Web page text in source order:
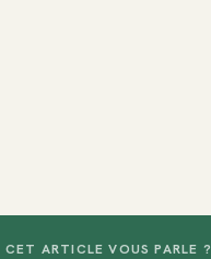
CET ARTICLE VOUS PARLE ?